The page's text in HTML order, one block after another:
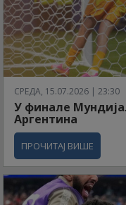
СРЕДА, 15.07.2026 | 23:30
У финале
Аргентина
ПРОЧИТАЈ ВИШЕ